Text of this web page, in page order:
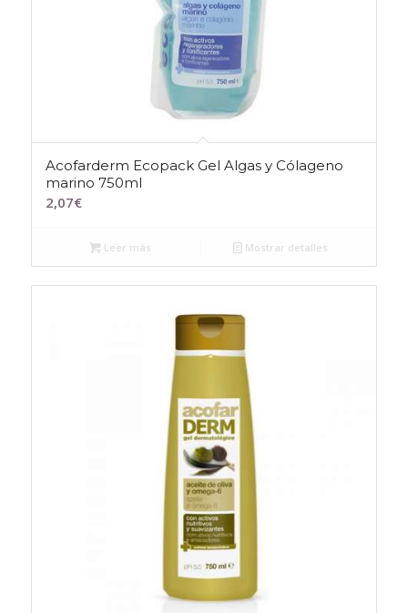
Acofarderm Ecopack Gel Algas y Cólageno
marino 750ml
2,07€
Leer más Mostrar detalles